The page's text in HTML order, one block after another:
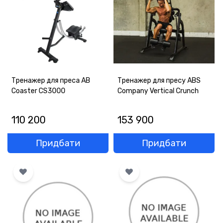
Тренажер для преса AB
Coaster CS3000
110 200
Придбати
Тренажер для пресу ABS
Company Vertical Crunch
153 900
Придбати